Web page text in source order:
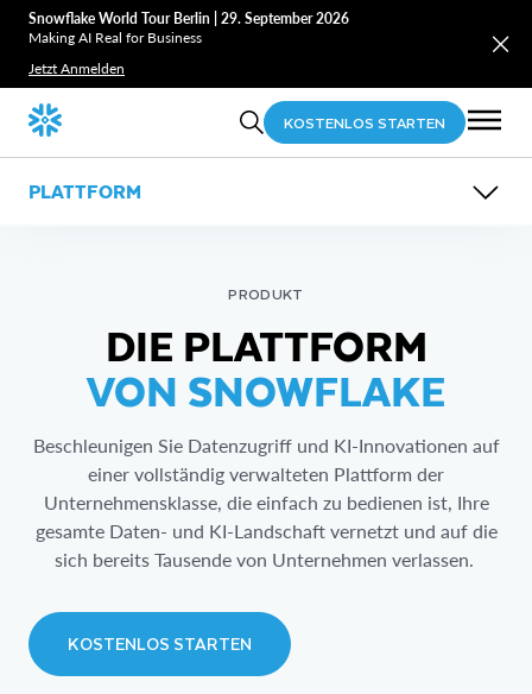
Snowflake World Tour Berlin | 29. September 2026
Making AI Real for Business
Jetzt Anmelden
KOSTENLOS STARTEN
PLATTFORM
Marketplace
Notebooks
Openflow
Horizon Catalog
Snowflake Trail
Snowflake Postgres
Adaptive Compute
Observability (EN)
Well-Architected Framework (EN)
PRODUKT
DIE PLATTFORM
VON SNOWFLAKE
Beschleunigen Sie Datenzugriff und KI-Innovationen auf
einer vollständig verwalteten Plattform der
Unternehmensklasse, die einfach zu bedienen ist, Ihre
gesamte Daten- und KI-Landschaft vernetzt und auf die
sich bereits Tausende von Unternehmen verlassen.
KOSTENLOS STARTEN